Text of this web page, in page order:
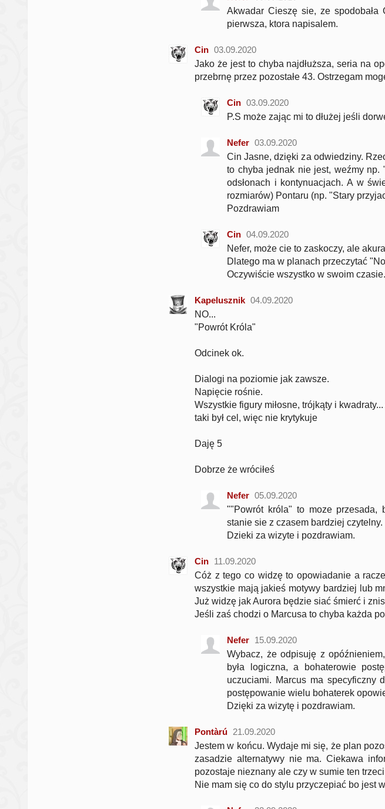
Akwadar Cieszę sie, ze
pierwsza, ktora napisalem.
Cin 03.09.2020
Jako że jest to chyba najdłuższa, seria na
przebrnę przez pozostałe 43. Ostrzegam
Cin 03.09.2020
P.S może zając mi to dłużej jeśli
Nefer 03.09.2020
Cin Jasne, dzięki za odwiedziny.
to chyba jednak nie jest, weźmy np.
odsłonach i kontynuacjach. A w
rozmiarów) Pontaru (np. "Stary
Pozdrawiam
Cin 04.09.2020
Nefer, może cie to zaskoczy, ale
Dlatego ma w planach przeczytać
Oczywiście wszystko w swoim czasie.
Kapelusznik 04.09.2020
NO...
"Powrót Króla"
Odcinek ok.
Dialogi na poziomie jak zawsze.
Napięcie rośnie.
Wszystkie figury miłosne, trójkąty i
taki był cel, więc nie krytykuje
Daję 5
Dobrze że wróciłeś
Nefer 05.09.2020
""Powrót króla" to moze przesada,
stanie sie z czasem bardziej czytelny.
Dzieki za wizyte i pozdrawiam.
Cin 11.09.2020
Cóż z tego co widzę to opowiadanie a
wszystkie mają jakieś motywy bardziej lub
Już widzę jak Aurora będzie siać śmierć i
Jeśli zaś chodzi o Marcusa to chyba każda
Nefer 15.09.2020
Wybacz, że odpisuję z
była logiczna, a bohaterowie
uczuciami. Marcus ma specyficzny
postępowanie wielu bohaterek
Dzięki za wizytę i pozdrawiam.
Pontàrú 21.09.2020
Jestem w końcu. Wydaje mi się, że plan
zasadzie alternatywy nie ma. Ciekawa
pozostaje nieznany ale czy w sumie ten
Nie mam się co do stylu przyczepiać bo jest